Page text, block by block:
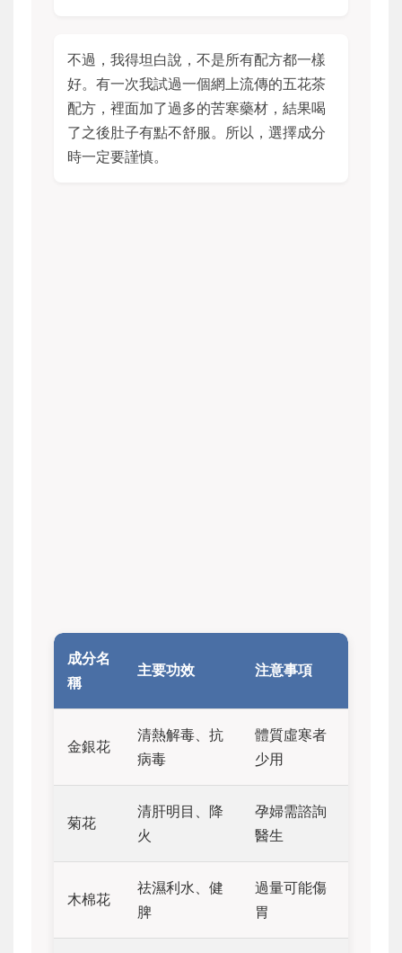
不過，我得坦白說，不是所有配方都一樣
好。有一次我試過一個網上流傳的五花茶
配方，裡面加了過多的苦寒藥材，結果喝
了之後肚子有點不舒服。所以，選擇成分
時一定要謹慎。
成分名
稱
主要功效 注意事項
金銀花
清熱解毒、抗
病毒
體質虛寒者
少用
菊花
清肝明目、降
火
孕婦需諮詢
醫生
木棉花
祛濕利水、健
脾
過量可能傷
胃